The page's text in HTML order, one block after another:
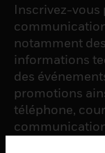
Inscrivez-vous
notamment
informations
des
promotions
téléphone,